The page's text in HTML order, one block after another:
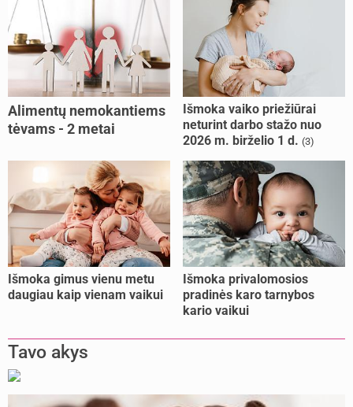
Alimentų nemokantiems
tėvams - 2 metai
Išmoka vaiko priežiūrai
neturint darbo stažo nuo
2026 m. birželio 1 d. (3)
Išmoka gimus vienu metu
daugiau kaip vienam vaikui
Išmoka privalomosios
pradinės karo tarnybos
kario vaikui
Tavo akys